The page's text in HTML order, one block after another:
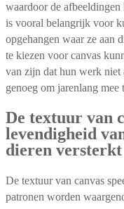
waardoor de
is vooral belangrijk voor
opgehangen waar ze aan
te kiezen voor canvas
van zijn dat hun werk niet
genoeg om jarenlang mee
De textuur van
levendigheid
dieren versterkt
De textuur van canvas
patronen worden